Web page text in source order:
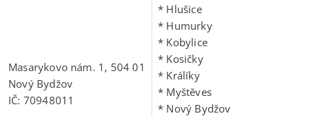
Masarykovo nám. 1, 504 01
Nový Bydžov
IČ: 70948011
* Hlušice
* Humurky
* Kobylice
* Kosičky
* Králíky
* Myštěves
* Nový Bydžov